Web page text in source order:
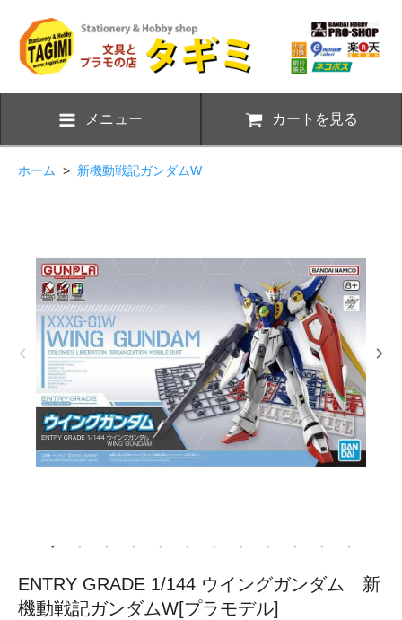
メニュー カートを見る
ホーム > 新機動戦記ガンダムW
ENTRY GRADE 1/144 ウイングガンダム 新
機動戦記ガンダムW[プラモデル]